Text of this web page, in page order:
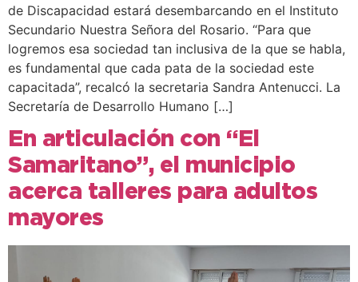
de Discapacidad estará desembarcando en el Instituto
Secundario Nuestra Señora del Rosario. “Para que
logremos esa sociedad tan inclusiva de la que se habla,
es fundamental que cada pata de la sociedad este
capacitada”, recalcó la secretaria Sandra Antenucci. La
Secretaría de Desarrollo Humano […]
En articulación con “El
Samaritano”, el municipio
acerca talleres para adultos
mayores